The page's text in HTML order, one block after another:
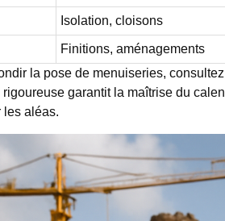
Isolation, cloisons
Finitions, aménagements
la pose de menuiseries,
garantit la maîtrise du
les aléas.